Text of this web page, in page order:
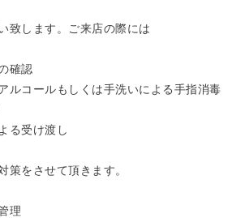
致します。ご来店の際には
確認
ルコールもしくは手洗いによる手指消毒
る受け渡し
策をさせて頂きます。
理